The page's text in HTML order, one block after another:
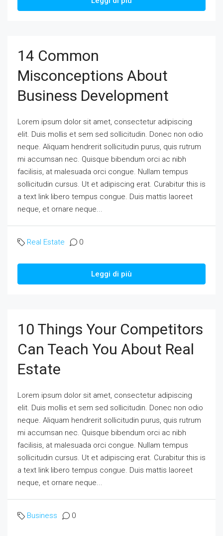
14 Common
Misconceptions About
Business Development
Lorem ipsum dolor sit amet, consectetur adipiscing
elit. Duis mollis et sem sed sollicitudin. Donec non odio
neque. Aliquam hendrerit sollicitudin purus, quis rutrum
mi accumsan nec. Quisque bibendum orci ac nibh
facilisis, at malesuada orci congue. Nullam tempus
sollicitudin cursus. Ut et adipiscing erat. Curabitur this is
a text link libero tempus congue. Duis mattis laoreet
neque, et ornare neque...
Real Estate 0
Leggi di più
10 Things Your Competitors
Can Teach You About Real
Estate
Lorem ipsum dolor sit amet, consectetur adipiscing
elit. Duis mollis et sem sed sollicitudin. Donec non odio
neque. Aliquam hendrerit sollicitudin purus, quis rutrum
mi accumsan nec. Quisque bibendum orci ac nibh
facilisis, at malesuada orci congue. Nullam tempus
sollicitudin cursus. Ut et adipiscing erat. Curabitur this is
a text link libero tempus congue. Duis mattis laoreet
neque, et ornare neque...
Business 0